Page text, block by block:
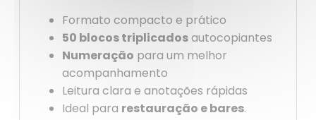
Formato compacto e prático
50 blocos triplicadosautocopiantes
Numeração para um melhor
acompanhamento
Leitura clara e anotações rápidas
Ideal para restauração e bares.